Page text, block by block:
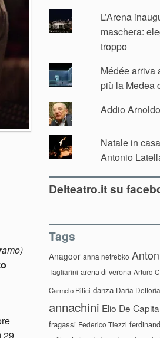
L’Arena
maschera:
troppo
Médée arriva
più la Medea
Addio
Natale in
Antonio
Delteatro.it su
Tags
Anagoor anna netrebko
Tagliarini arena di verona Arturo
Carmelo Rifici danza Daria
annachini Elio De
fragassi Federico Tiezzi